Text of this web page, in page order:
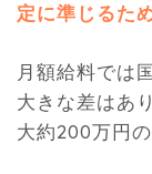
定に準じるた
月額給料では
大きな差はあ
大約200万円